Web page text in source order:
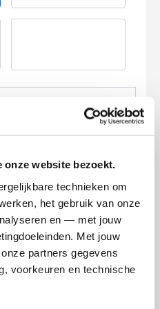
onze website bezoekt.
technieken om
het gebruik van onze
en — met jouw
Met jouw
partners gegevens
voorkeuren en technische
de transactiekosten
nu